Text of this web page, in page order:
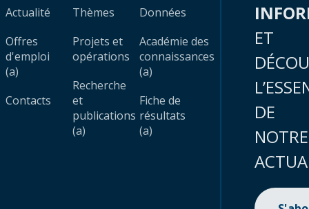
Actualité
Offres
d'emploi
(a)
Contacts
Thèmes
Projets et
opérations
Recherche
et
publications
(a)
Données
Académie des
connaissances
(a)
Fiche de
résultats
(a)
ET
DE
NOTRE